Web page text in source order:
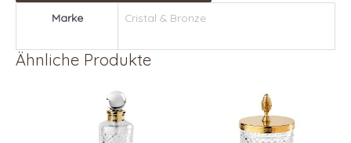
Marke Cristal & Bronze
Ähnliche Produkte